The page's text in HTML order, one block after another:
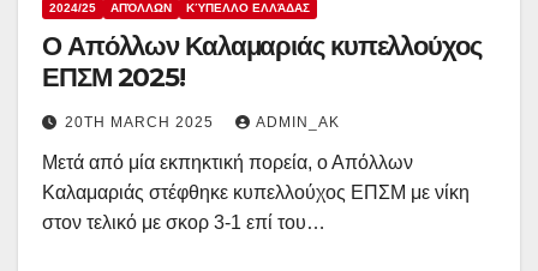
2024/25 ΑΠΌΛΛΩΝ ΚΎΠΕΛΛΟ ΕΛΛΆΔΑΣ
Ο Απόλλων Καλαμαριάς κυπελλούχος
ΕΠΣΜ 2025!
20TH MARCH 2025 ADMIN_AK
Μετά από μία εκπηκτική πορεία, ο Απόλλων
Καλαμαριάς στέφθηκε κυπελλούχος ΕΠΣΜ με νίκη
στον τελικό με σκορ 3-1 επί του…